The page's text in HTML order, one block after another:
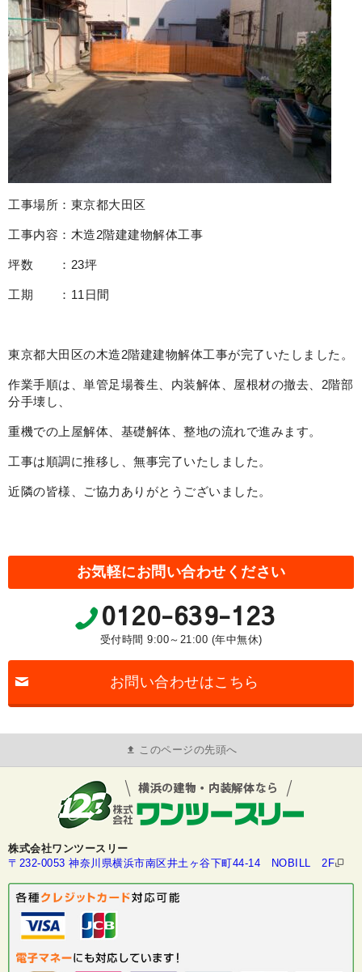
工事場所：東京都大田区
工事内容：木造2階建建物解体工事
坪数 ：23坪
工期 ：11日間
東京都大田区の木造2階建建物解体工事が完了いたしました。
作業手順は、単管足場養生、内装解体、屋根材の撤去、2階部
分手壊し、
重機での上屋解体、基礎解体、整地の流れで進みます。
工事は順調に推移し、無事完了いたしました。
近隣の皆様、ご協力ありがとうございました。
お気軽にお問い合わせください
0120-639-123
受付時間 9:00～21:00 (年中無休)
お問い合わせはこちら
このページの先頭へ
株式会社ワンツースリー
〒232-0053 神奈川県横浜市南区井土ヶ谷下町44-14 NOBILL 2F